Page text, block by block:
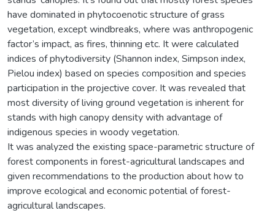
have dominated in phytocoenotic structure of grass
vegetation, except windbreaks, where was anthropogenic
factor’s impact, as fires, thinning etc. It were calculated
indices of phytodiversity (Shannon index, Simpson index,
Pielou index) based on species composition and species
participation in the projective cover. It was revealed that
most diversity of living ground vegetation is inherent for
stands with high canopy density with advantage of
indigenous species in woody vegetation.
It was analyzed the existing space-parametric structure of
forest components in forest-agricultural landscapes and
given recommendations to the production about how to
improve ecological and economic potential of forest-
agricultural landscapes.